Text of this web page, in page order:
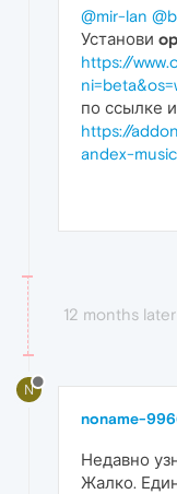
@mir-lan
Установи
https://
по ссылке
https://
andex-
12 months later
N
noname-
Недавно
Жалко.